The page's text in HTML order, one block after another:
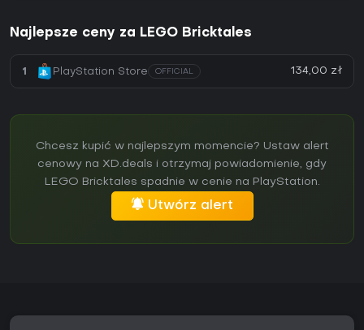
Najlepsze ceny za LEGO Bricktales
1 PlayStation Store OFFICIAL 134,00 zł
Chcesz kupić w najlepszym momencie? Ustaw alert
cenowy na XD.deals i otrzymaj powiadomienie, gdy
LEGO Bricktales spadnie w cenie na PlayStation.
Utwórz alert